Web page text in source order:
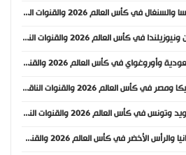
موعد مباراة فرنسا والسنغال في كأس العالم 2026 والقنوات الناقلة
موعد مباراة إيران ونيوزيلندا في كأس العالم 2026 والقنوات الناقلة
موعد مباراة السعودية وأوروغواي في كأس العالم 2026 والقنوات الناقلة
موعد مباراة بلجيكا ومصر في كأس العالم 2026 والقنوات الناقلة
موعد مباراة السويد وتونس في كأس العالم 2026 والقنوات الناقلة
موعد مباراة إسبانيا والرأس الأخضر في كأس العالم 2026 والقنوات الناقلة